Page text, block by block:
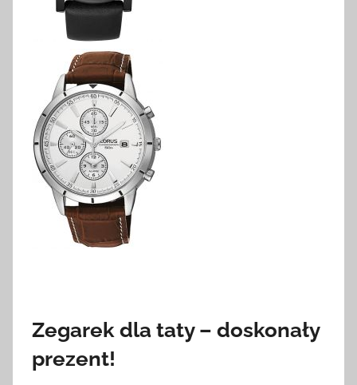
Zegarek dla taty – doskonały
prezent!